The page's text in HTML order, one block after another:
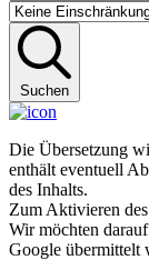
Suchen
Die Übersetzung
enthält eventuell
des Inhalts.
Zum Aktivieren
Wir möchten
Google übermittelt